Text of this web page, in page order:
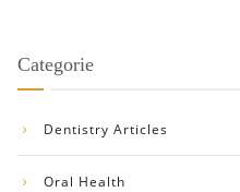
Categorie
Dentistry Articles
Oral Health